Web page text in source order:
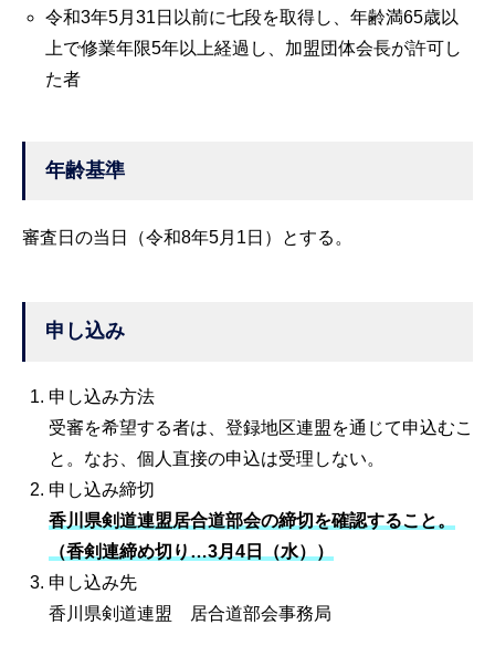
令和3年5月31日以前に七段を取得し、年齢満65歳以
上で修業年限5年以上経過し、加盟団体会長が許可し
た者
年齢基準
審査日の当日（令和8年5月1日）とする。
申し込み
申し込み方法
受審を希望する者は、登録地区連盟を通じて申込むこ
と。なお、個人直接の申込は受理しない。
申し込み締切
香川県剣道連盟居合道部会の締切を確認すること。
（香剣連締め切り…3月4日（水））
申し込み先
香川県剣道連盟 居合道部会事務局